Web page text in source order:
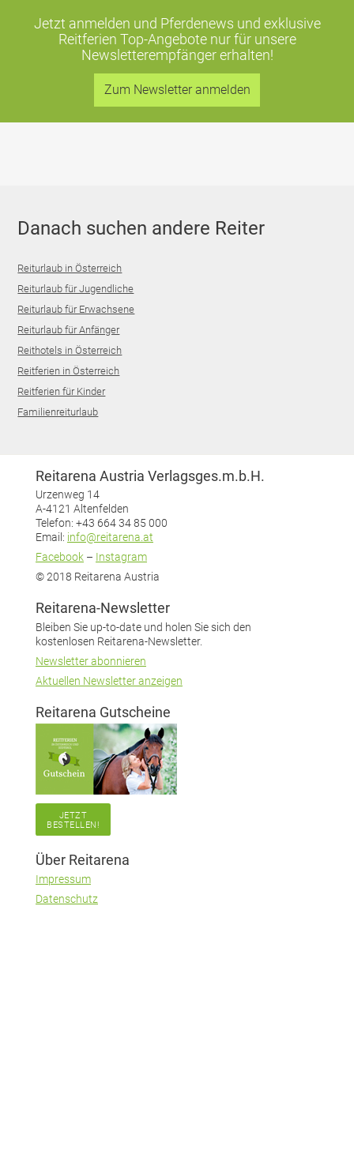
Jetzt anmelden und Pferdenews und exklusive
Reitferien Top-Angebotenur für unsere
Newsletterempfänger erhalten!
Zum Newsletter anmelden
Danach suchen andere Reiter
Reiturlaub in Österreich
Reiturlaub für Jugendliche
Reiturlaub für Erwachsene
Reiturlaub für Anfänger
Reithotels in Österreich
Reitferien in Österreich
Reitferien für Kinder
Familienreiturlaub
Reitarena Austria Verlagsges.m.b.H.
Urzenweg 14
A-4121 Altenfelden
Telefon: +43 664 34 85 000
Email: info@reitarena.at
Facebook – Instagram
© 2018 Reitarena Austria
Reitarena-Newsletter
Bleiben Sie up-to-date und holen Sie sich den
kostenlosen Reitarena-Newsletter.
Newsletter abonnieren
Aktuellen Newsletter anzeigen
Reitarena Gutscheine
JETZT
BESTELLEN!
Über Reitarena
Impressum
Datenschutz